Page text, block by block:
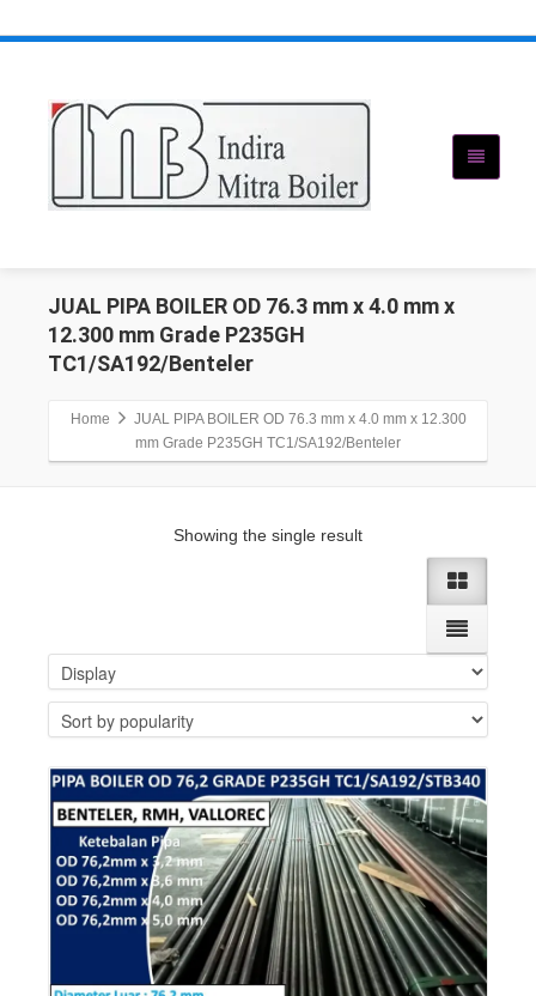
JUAL PIPA BOILER OD 76.3 mm x 4.0 mm x
12.300 mm Grade P235GH
TC1/SA192/Benteler
Home
JUAL PIPA BOILER OD 76.3 mm x 4.0 mm x 12.300
mm Grade P235GH TC1/SA192/Benteler
Showing the single result
Details